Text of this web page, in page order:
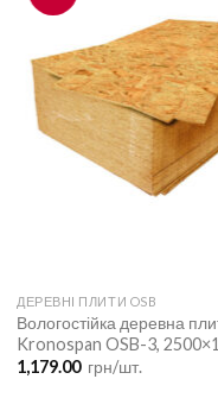
ДЕРЕВНІ ПЛИТИ OSB
Вологостійка деревна
Kronospan OSB-3,
1,179.00 грн/шт.